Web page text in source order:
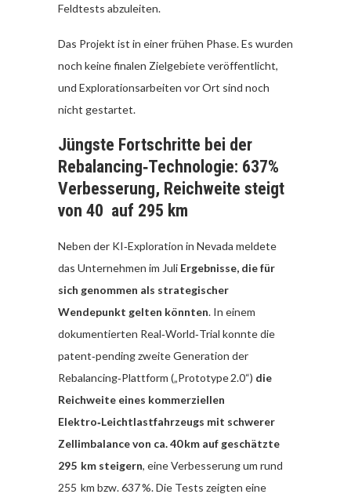
Feldtests abzuleiten.
Das Projekt ist in einer frühen Phase. Es wurden
noch keine finalen Zielgebiete veröffentlicht,
und Explorationsarbeiten vor Ort sind noch
nicht gestartet.
Jüngste Fortschritte bei der
Rebalancing‑Technologie: 637%
Verbesserung, Reichweite steigt
von 40 auf 295 km
Neben der KI‑Exploration in Nevada meldete
das Unternehmen im Juli Ergebnisse, die für
sich genommen als strategischer
Wendepunkt gelten könnten. In einem
dokumentierten Real‑World‑Trial konnte die
patent‑pending zweite Generation der
Rebalancing‑Plattform („Prototype 2.0“) die
Reichweite eines kommerziellen
Elektro‑Leichtlastfahrzeugs mit schwerer
Zellimbalance von ca. 40 km auf geschätzte
295 km steigern, eine Verbesserung um rund
255 km bzw. 637 %. Die Tests zeigten eine